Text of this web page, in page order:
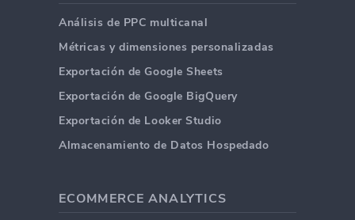
Análisis de PPC multicanal
Métricas y dimensiones personalizadas
Exportación de Google Sheets
Exportación de Google BigQuery
Exportación de Looker Studio
Almacenamiento de Datos Hospedado
ECOMMERCE ANALYTICS